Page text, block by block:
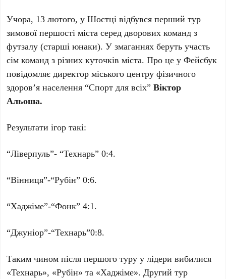
Учора, 13 лютого, у Шостці відбувся перший тур
зимової першості міста серед дворових команд з
футзалу (старші юнаки). У змаганнях беруть участь
сім команд з різних куточків міста. Про це у Фейсбук
повідомляє директор міського центру фізичного
здоров’я населення “Спорт для всіх”Віктор
Альоша.
Результати ігор такі:
“Ліверпуль”- “Технарь” 0:4.
“Вінниця”-“Рубін” 0:6.
“Хаджіме”-“Фонк” 4:1.
“Джуніор”-“Технарь”0:8.
Таким чином після першого туру у лідери вибилися
«Технарь», «Рубін» та «Хаджіме». Другий тур